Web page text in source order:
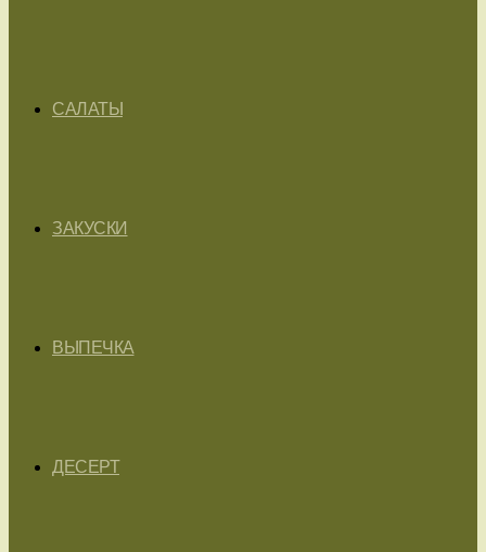
САЛАТЫ
ЗАКУСКИ
ВЫПЕЧКА
ДЕСЕРТ